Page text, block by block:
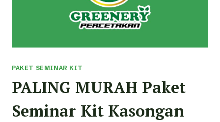
PAKET SEMINAR KIT
PALING MURAH Paket
Seminar Kit Kasongan